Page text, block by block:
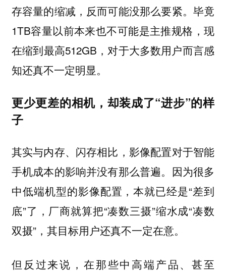
存容量的缩减，反而可能没那么要紧。毕竟
1TB容量以前本来也不可能是主推规格，现
在缩到最高512GB，对于大多数用户而言感
知还真不一定明显。
更少更差的相机，却装成了“进步”的样
子
其实与内存、闪存相比，影像配置对于智能
手机成本的影响并没有那么普遍。因为很多
中低端机型的影像配置，本就已经是“差到
底”了，厂商就算把“凑数三摄”缩水成“凑数
双摄”，其目标用户还真不一定在意。
但反过来说，在那些中高端产品、甚至